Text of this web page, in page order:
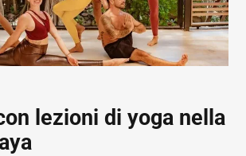
lezioni di yoga nella